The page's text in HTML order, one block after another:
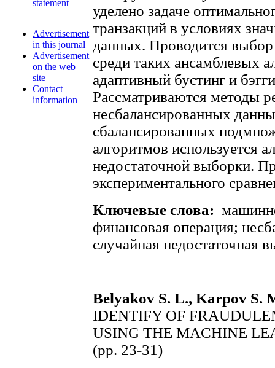
statement
Advertisement
in this journal
Advertisement
on the web
site
Contact
information
уделено задаче
транзакций в условиях
данных. Проводится
среди таких ансамблевых
адаптивный бустинг и
Рассматриваются методы
несбалансированных
сбалансированных
алгоритмов используется
недостаточной выборки.
экспериментального
Ключевые слова:
финансовая операция;
случайная недостаточная
Belyakov S. L., Karpov S.
IDENTIFY OF
USING THE MACHINE
(pp. 23-31)